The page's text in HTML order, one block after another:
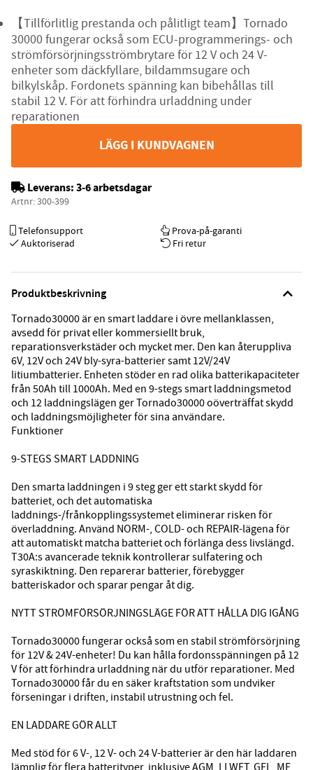
【Tillförlitlig prestanda och pålitligt team】Tornado
30000 fungerar också som ECU-programmerings- och
strömförsörjningsströmbrytare för 12 V och 24 V-
enheter som däckfyllare, bildammsugare och
bilkylskåp. Fordonets spänning kan bibehållas till
stabil 12 V. För att förhindra urladdning under
reparationen
LÄGG I KUNDVAGNEN
Leverans:3-6 arbetsdagar
Artnr:300-399
Telefonsupport
Prova-på-garanti
Auktoriserad
Fri retur
Produktbeskrivning
Tornado30000 är en smart laddare i övre mellanklassen,
avsedd för privat eller kommersiellt bruk,
reparationsverkstäder och mycket mer. Den kan återuppliva
6V, 12V och 24V bly-syra-batterier samt 12V/24V
litiumbatterier. Enheten stöder en rad olika batterikapaciteter
från 50Ah till 1000Ah. Med en 9-stegs smart laddningsmetod
och 12 laddningslägen ger Tornado30000 oöverträffat skydd
och laddningsmöjligheter för sina användare.
Funktioner
9-STEGS SMART LADDNING
Den smarta laddningen i 9 steg ger ett starkt skydd för
batteriet, och det automatiska
laddnings-/frånkopplingssystemet eliminerar risken för
överladdning. Använd NORM-, COLD- och REPAIR-lägena för
att automatiskt matcha batteriet och förlänga dess livslängd.
T30A:s avancerade teknik kontrollerar sulfatering och
syraskiktning. Den reparerar batterier, förebygger
batteriskador och sparar pengar åt dig.
NYTT STRÖMFÖRSÖRJNINGSLÄGE FÖR ATT HÅLLA DIG IGÅNG
Tornado30000 fungerar också som en stabil strömförsörjning
för 12V & 24V-enheter! Du kan hålla fordonsspänningen på 12
V för att förhindra urladdning när du utför reparationer. Med
Tornado30000 får du en säker kraftstation som undviker
förseningar i driften, instabil utrustning och fel.
EN LADDARE GÖR ALLT
Med stöd för 6 V-, 12 V- och 24 V-batterier är den här laddaren
lämplig för flera batterityper, inklusive AGM, LI WET, GEL, MF